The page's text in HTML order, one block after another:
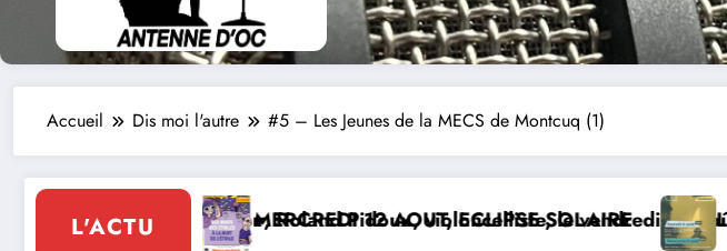
Accueil Dis moi l'autre #5 – Les Jeunes de la MECS de Montcuq (1)
L'ACTU
violoncelliste, le vendredi 07 août 2026
12 AOUT, ECLIPSE SOLAIRE Le 8 de Montcabrier : Festival de